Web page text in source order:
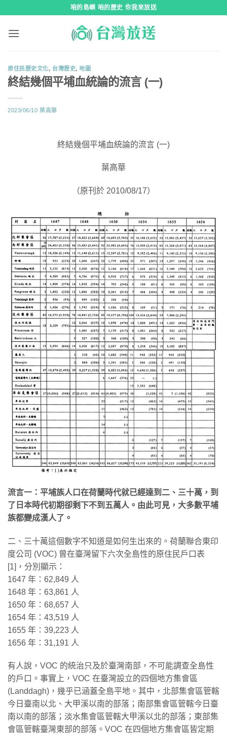
咱的島嶼 咱的歷史 你我來放送
原住民歷史文化, 台灣歷史,地圖
終結幾個平埔血統論的流言 (一)
2023/06/10 葉高華
終結幾個平埔血統論的流言 (一)
葉高華
（原刊於 2010/08/17）
流言一：平埔族人口在荷蘭時代就已經達到二、三十萬，到
了日本時代初期卻剩下不到五萬人。由此可見，大多數平埔
族都變成漢人了。
二、三十萬這個數字不知道是如何生出來的。荷蘭聯合東印
度公司 (VOC) 曾在臺灣留下六次全島性的原住民戶口表
[1]，分別顯示：
1647 年：62,849 人
1648 年：63,861 人
1650 年：68,657 人
1654 年：43,519 人
1655 年：39,223 人
1656 年：31,191 人
有人說，VOC 的統治只及於臺灣南部，不可能調查全島性
的戶口。事實上，VOC 在臺灣設立的四個地方集會區
(Landdagh)，幾乎已涵蓋全島平地。其中，北部集會區管轄
今日臺南以北、大甲溪以南的部落；南部集會區管轄今日臺
南以南的部落；淡水集會區管轄大甲溪以北的部落；東部集
會區管轄臺灣東部的部落。VOC 在四個地方集會區皆定期